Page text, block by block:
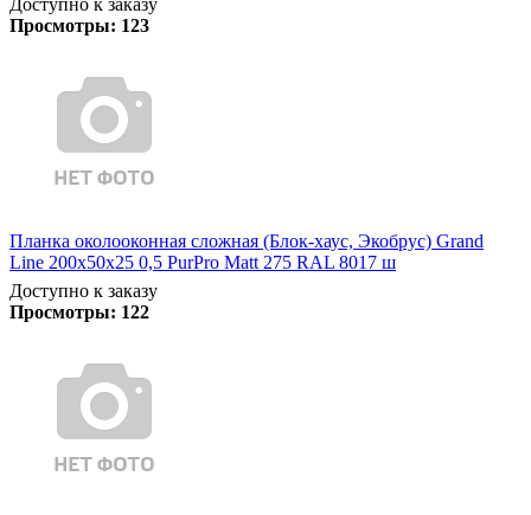
Просмотры: 123
Планка околооконная сложная (Блок-хаус, Экобрус) Grand
Line 200х50х25 0,5 PurPro Matt 275 RAL 8017 ш
Доступно к заказу
Просмотры: 122